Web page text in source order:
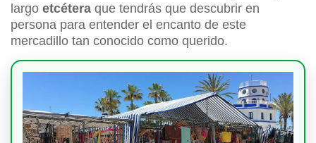
largo etcétera que tendrás que descubrir en
persona para entender el encanto de este
mercadillo tan conocido como querido.